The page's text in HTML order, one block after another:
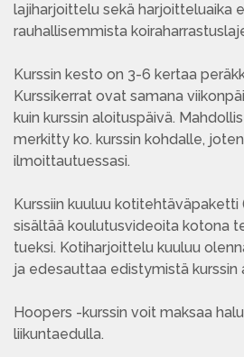
lajiharjoittelu sekä harjoitteluaika
rauhallisemmista
Kurssin kesto on 3-6 kertaa
Kurssikerrat ovat samana
kuin kurssin aloituspäivä.
merkitty ko. kurssin kohdalle,
ilmoittautuessasi.
Kurssiin kuuluu
sisältää koulutusvideoita kotona
tueksi. Kotiharjoittelu kuuluu
ja edesauttaa edistymistä kurssin
Hoopers -kurssin voit maksaa
liikuntaedulla.